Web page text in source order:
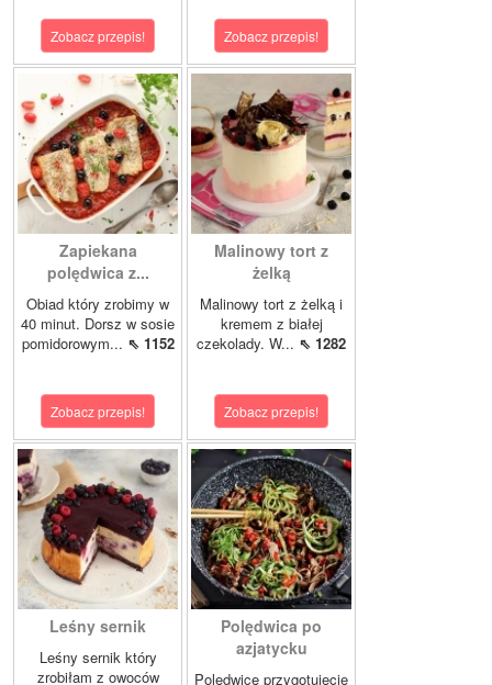
Zobacz przepis! Zobacz przepis!
Zapiekana
polędwica z...
Obiad który zrobimy w
40 minut. Dorsz w sosie
pomidorowym... ⇖ 1152
Zobacz przepis!
Malinowy tort z
żelką
Malinowy tort z żelką i
kremem z białej
czekolady. W... ⇖ 1282
Zobacz przepis!
Leśny sernik
Leśny sernik który
zrobiłam z owoców
Polędwica po
azjatycku
Polędwicę przygotujecie